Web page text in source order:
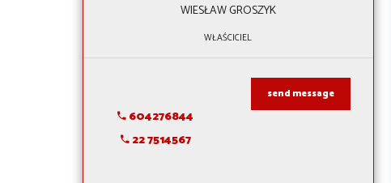
WIESŁAW GROSZYK
WŁAŚCICIEL
604276844
22 7514567
send message